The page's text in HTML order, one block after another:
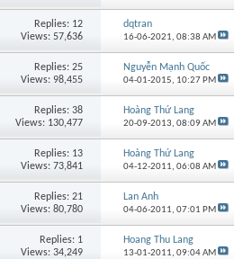
Replies: 12
Views: 57,636
dqtran
16-06-2021, 08:38 AM
Replies: 25
Views: 98,455
Nguyễn Mạnh Quốc
04-01-2015, 10:27 PM
Replies: 38
Views: 130,477
Hoàng Thứ Lang
20-09-2013, 08:09 AM
Replies: 13
Views: 73,841
Hoàng Thứ Lang
04-12-2011, 06:08 AM
Replies: 21
Views: 80,780
Lan Anh
04-06-2011, 07:01 PM
Replies: 1
Views: 34,249
Hoang Thu Lang
13-01-2011, 09:04 AM